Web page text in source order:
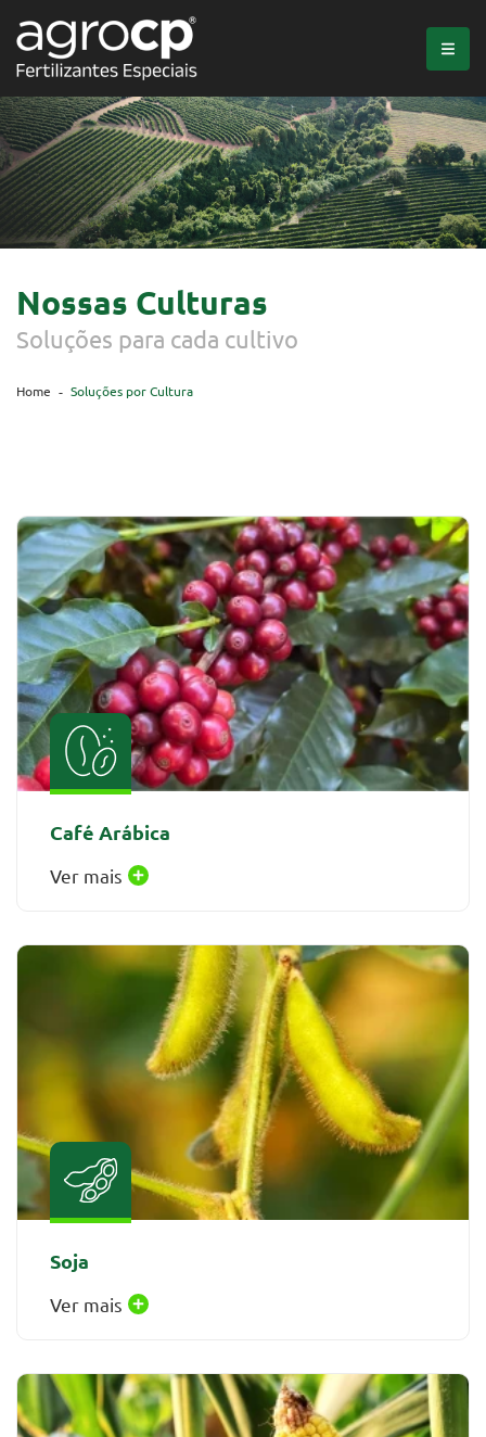
Nossas Culturas
Soluções para cada cultivo
Home Soluções por Cultura
Café Arábica
Ver mais
Soja
Ver mais